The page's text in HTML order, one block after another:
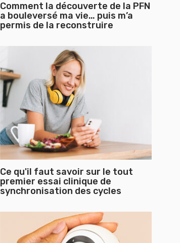
Comment la découverte de la PFN
a bouleversé ma vie… puis m’a
permis de la reconstruire
Ce qu'il faut savoir sur le tout
premier essai clinique de
synchronisation des cycles